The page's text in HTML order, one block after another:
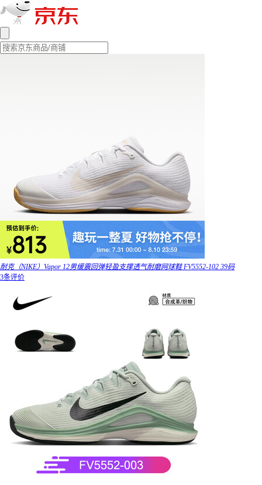
耐克（NIKE）Vapor 12男缓震回弹轻盈支撑透气耐磨网球鞋 FV5552-102 39码
3条评价